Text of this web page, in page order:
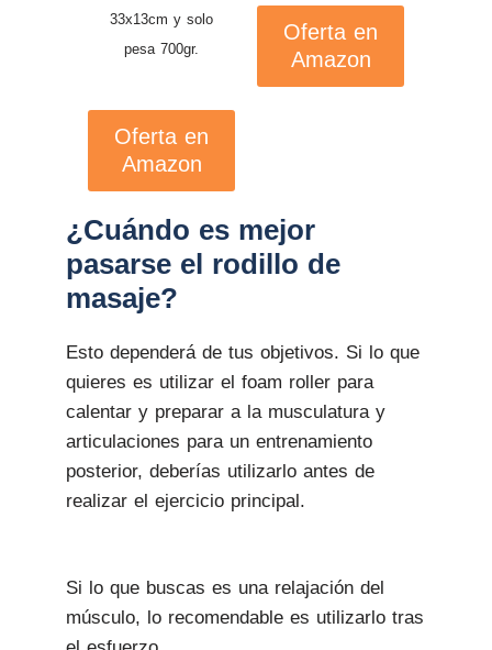
33x13cm y solo
pesa 700gr.
Oferta en
Amazon
Oferta en
Amazon
¿Cuándo es mejor
pasarse el rodillo de
masaje?
Esto dependerá de tus objetivos. Si lo que
quieres es utilizar el foam roller para
calentar y preparar a la musculatura y
articulaciones para un entrenamiento
posterior, deberías utilizarlo antes de
realizar el ejercicio principal.
Si lo que buscas es una relajación del
músculo, lo recomendable es utilizarlo tras